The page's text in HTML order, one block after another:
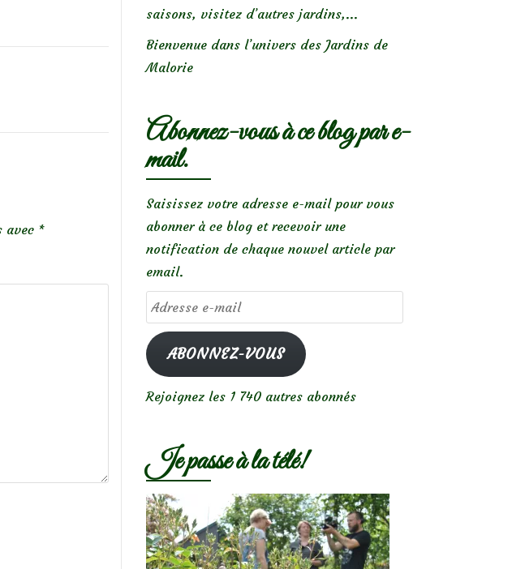
avec *
saisons, visitez d’autres jardins,...
Bienvenue dans l’univers des Jardins de
Malorie
Abonnez-vous à ce blog par e-
mail.
Saisissez votre adresse e-mail pour vous
abonner à ce blog et recevoir une
notification de chaque nouvel article par
email.
Adresse
e-
mailABONNEZ-VOUS
Rejoignez les 1 740 autres abonnés
Je passe à la télé!